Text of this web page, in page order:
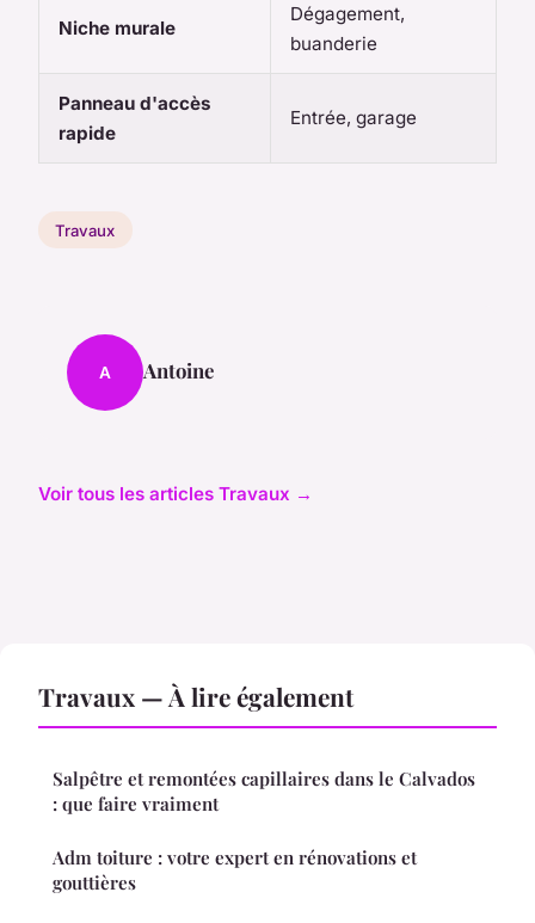
Niche murale
Dégagement,
buanderie
Panneau d'accès
rapide
Entrée, garage
Travaux
A Antoine
Voir tous les articles Travaux →
Travaux — À lire également
Salpêtre et remontées capillaires dans le Calvados
: que faire vraiment
Adm toiture : votre expert en rénovations et
gouttières